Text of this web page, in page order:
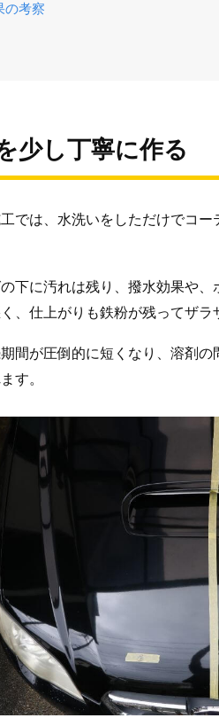
の考察
少し丁寧に作る
では、水洗いをしただけでコ
下に汚れは残り、撥水効果や
、仕上がりも鉄粉が残ってザラ
間が圧倒的に短くなり、溶剤
す。